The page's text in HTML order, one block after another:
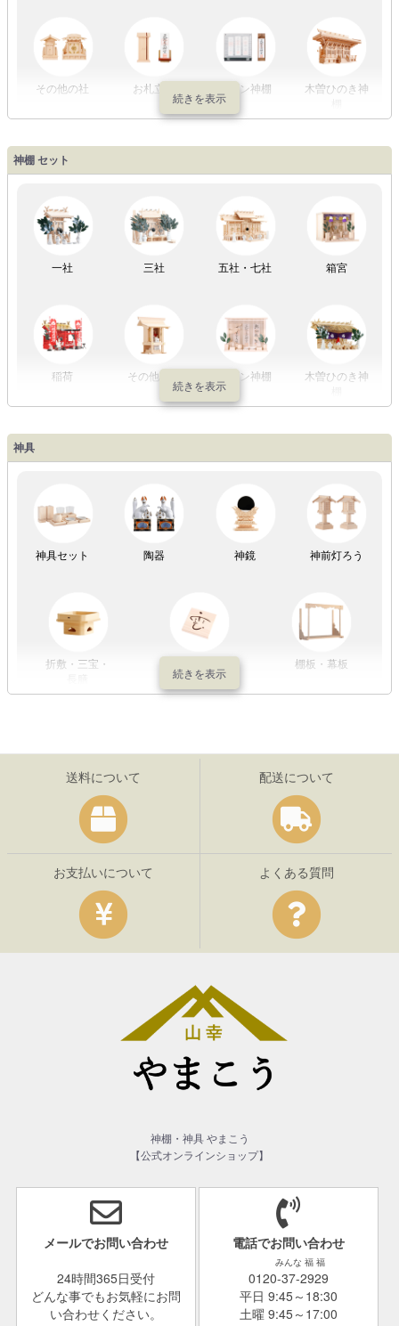
初盆セット 贈るセット 盆提灯単品 一対セット
盆提灯一万円
以内
～2万円
～3万円
以上
その他の社 お札立て モダン神棚
木曽ひのき神
神棚 セット
一社 三社 五社・七社 箱宮
稲荷 その他の社 モダン神棚
木曽ひのき神
神具
神具セット 陶器 神鏡 神前灯ろう
折敷・三宝・
棚板・幕板
送料について 配送について
お支払いについて よくある質問
神棚・神具 やまこう
【公式オンラインショップ】
メールでお問い合わせ
24時間365日受付
どんな事でもお気軽にお問
い合わせください。
電話でお問い合わせ
みんな 福 福
0120-37-2929
平日 9:45～18:30
土曜 9:45～17:00